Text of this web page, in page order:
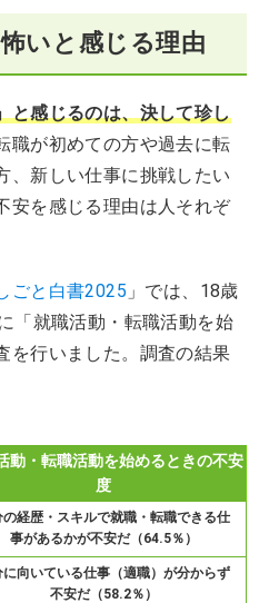
いと感じる理由
と感じるのは、決して珍し
職が初めての方や過去に転
、新しい仕事に挑戦したい
安を感じる理由は人それぞ
ごと白書2025 」では、18歳
「就職活動・転職活動を始
を行いました。調査の結果
動・転職活動を始めるときの不安
度
の経歴・スキルで就職・転職できる仕
事があるかが不安だ（64.5％）
に向いている仕事（適職）が分からず
不安だ（58.2％）